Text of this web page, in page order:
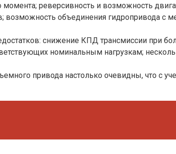
момента; реверсивность и возможность
возможность объединения гидропривода с
снижение КПД трансмиссии при
номинальным нагрузкам;
привода настолько очевидны, что с